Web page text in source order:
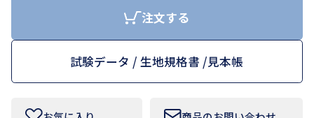
Tamurakoma Textile Baseについて
よくあるご質問
会社概要
プライバシーポリシー
注文する
試験データ / 生地規格書 /見本帳